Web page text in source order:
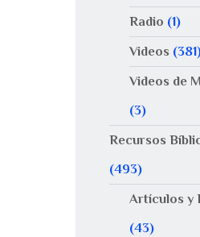
Radio (1)
Videos
Videos de
(3)
Recursos
(493)
Artículos y
(43)